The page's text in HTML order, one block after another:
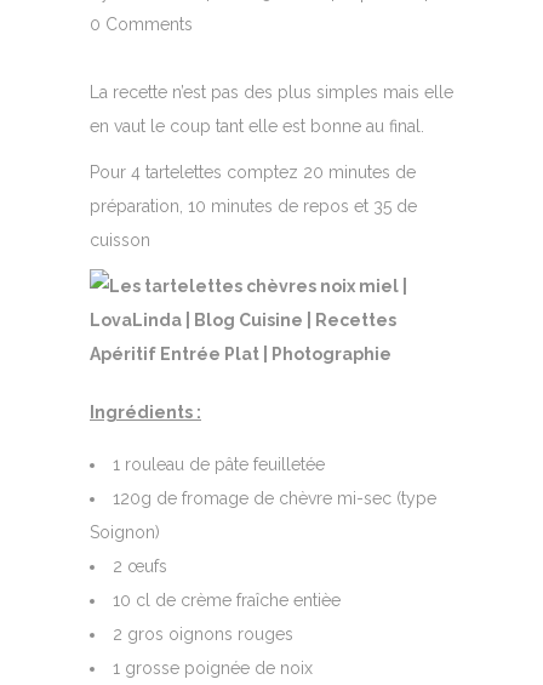
0 Comments
La recette n’est pas des plus simples mais elle
en vaut le coup tant elle est bonne au final.
Pour 4 tartelettes comptez 20 minutes de
préparation, 10 minutes de repos et 35 de
cuisson
Ingrédients :
1 rouleau de pâte feuilletée
120g de fromage de chèvre mi-sec (type
Soignon)
2 œufs
10 cl de crème fraîche entièe
2 gros oignons rouges
1 grosse poignée de noix